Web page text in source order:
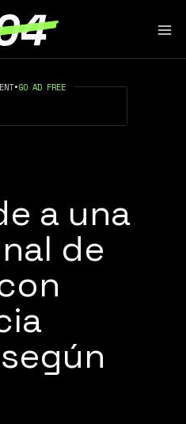
•GO AD FREE
a una
de